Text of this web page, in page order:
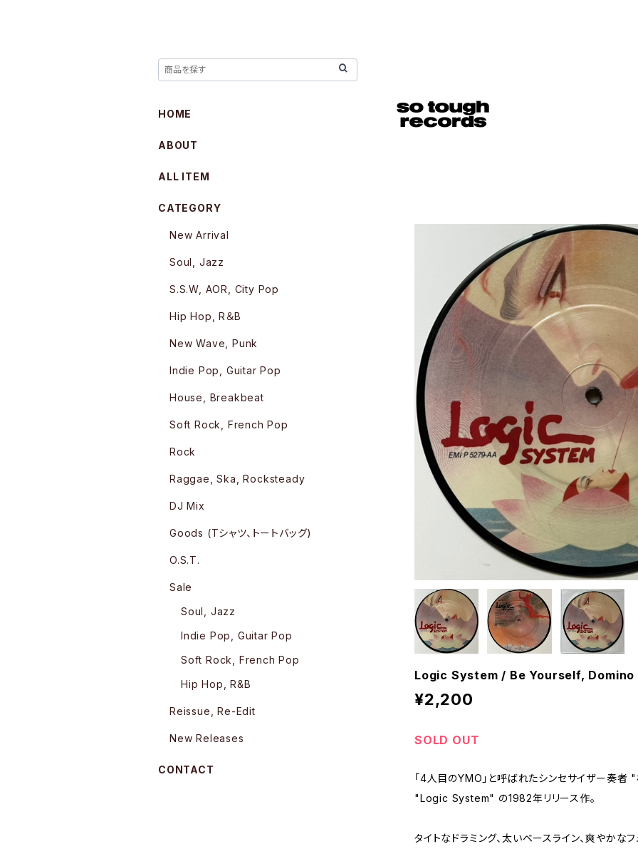
Logic System / Be Yourself, Domino
¥2,200
SOLD OUT
「4人目のYMO」と呼ばれたシンセサイザー奏者
"Logic System" の1982年リリース作。
タイトなドラミング、太いベースライン、爽やかな
HOME
ABOUT
ALL ITEM
CATEGORY
New Arrival
Soul, Jazz
S.S.W, AOR, City Pop
Hip Hop, R＆B
New Wave, Punk
Indie Pop, Guitar Pop
House, Breakbeat
Soft Rock, French Pop
Rock
Raggae, Ska, Rocksteady
DJ Mix
Goods (Tシャツ、トートバッグ)
O.S.T.
Sale
Soul, Jazz
Indie Pop, Guitar Pop
Soft Rock, French Pop
Hip Hop, R&B
Reissue, Re-Edit
New Releases
CONTACT